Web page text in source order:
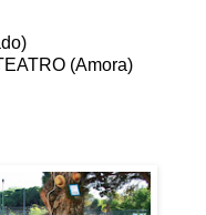
(Amora)